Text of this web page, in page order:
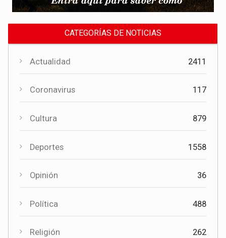
CATEGORÍAS DE NOTICIAS
Actualidad 2411
Coronavirus 117
Cultura 879
Deportes 1558
Opinión 36
Política 488
Religión 262